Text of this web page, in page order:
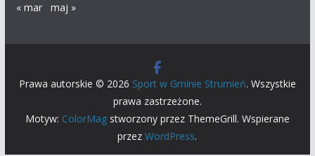
« mar maj »
Prawa autorskie © 2026 Sport w Gminie Strumień. Wszystkie
prawa zastrzeżone.
Motyw: ColorMagstworzony przez ThemeGrill. Wspierane
przezWordPress.